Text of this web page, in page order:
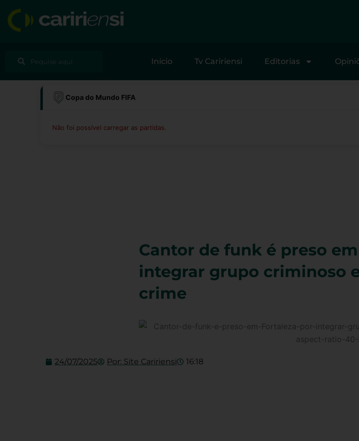
para
Pesquisar
Início Tv Caririensi Editorias
Copa do Mundo FIFA
Não foi possível carregar as partidas.
Cantor de funk é preso
integrar grupo criminoso
crime
24/07/2025 Por: Site Caririensi 16:18